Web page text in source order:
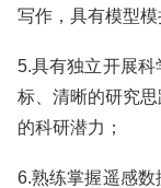
写作，具有模型模
5.具有独立开展科
标、清晰的研究
的科研潜力；
6.熟练掌握遥感